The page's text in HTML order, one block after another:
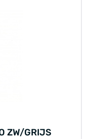
ZW/GRIJS